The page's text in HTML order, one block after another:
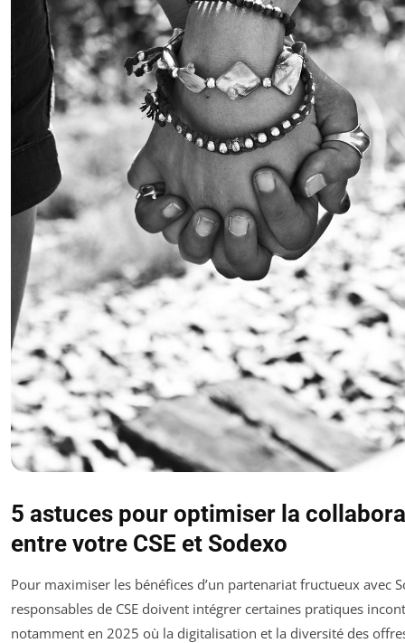
5 astuces pour optimiser la
entre votre CSE et Sodexo
Pour maximiser les bénéfices d’un partenariat fructueux avec
responsables de CSE doivent intégrer certaines pratiques
notamment en 2025 où la digitalisation et la diversité des